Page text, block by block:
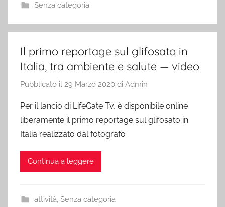
Senza categoria
Il primo reportage sul glifosato in
Italia, tra ambiente e salute — video
Pubblicato il 29 Marzo 2020 di Admin
Per il lancio di LifeGate Tv, è disponibile online
liberamente il primo reportage sul glifosato in
Italia realizzato dal fotografo
Continua a leggere
attività Senza categoria